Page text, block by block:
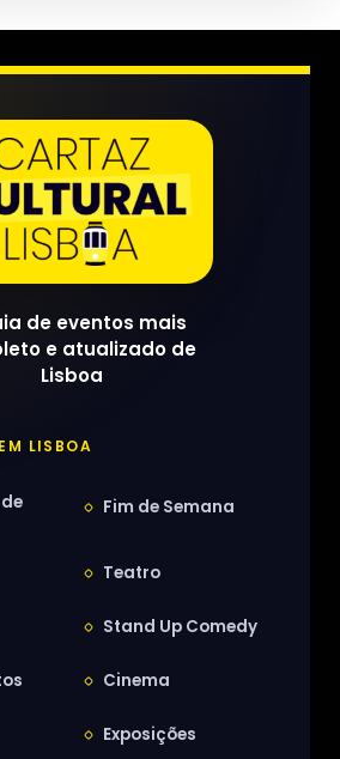
de eventos mais
e atualizado de
Lisboa
LISBOA
Fim de Semana
Teatro
Stand Up Comedy
Cinema
Exposições